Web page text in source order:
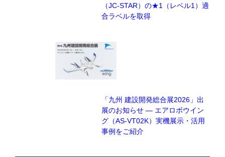
（JC-STAR）の★1（レベル1）適
合ラベルを取得
「九州 建設開発総合展2026」出
展のお知らせ — エアロボウイン
グ（AS-VT02K）実機展示・活用
事例をご紹介